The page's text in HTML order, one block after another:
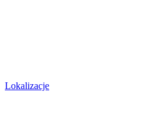
Lokalizacje